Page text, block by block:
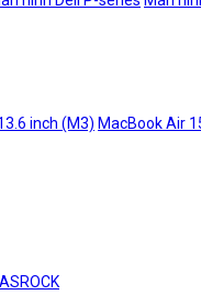
inch (M3) MacBook Air